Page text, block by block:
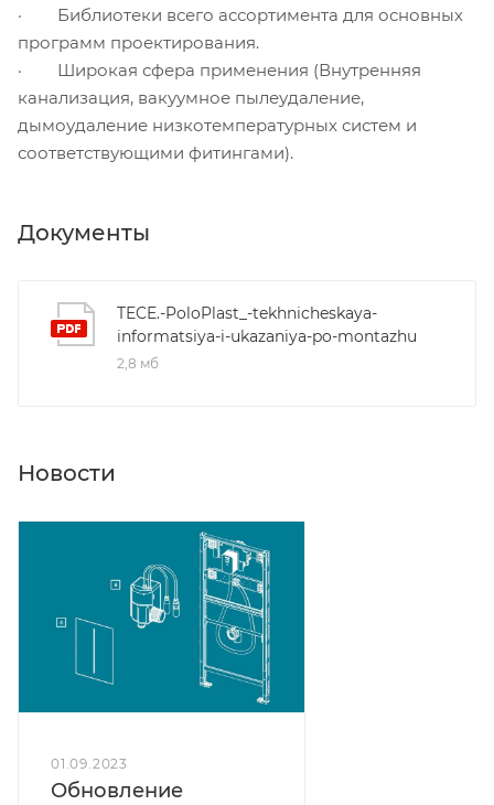
· Библиотеки всего ассортимента для основных
программ проектирования.
· Широкая сфера применения (Внутренняя
канализация, вакуумное пылеудаление,
дымоудаление низкотемпературных систем и
соответствующими фитингами).
Документы
TECE.-PoloPlast_-tekhnicheskaya-
informatsiya-i-ukazaniya-po-montazhu
2,8 мб
Новости
01.09.2023
Обновление